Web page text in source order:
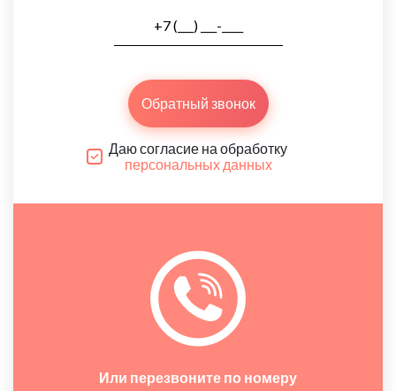
Обратный звонок
Даю согласие на обработку
персональных данных
Или перезвоните по номеру